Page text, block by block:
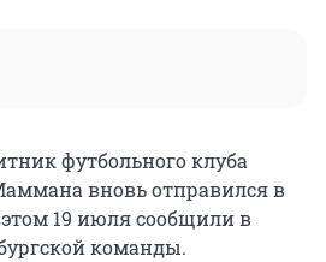
футбольного клуба
вновь отправился в
19 июля сообщили в
команды.